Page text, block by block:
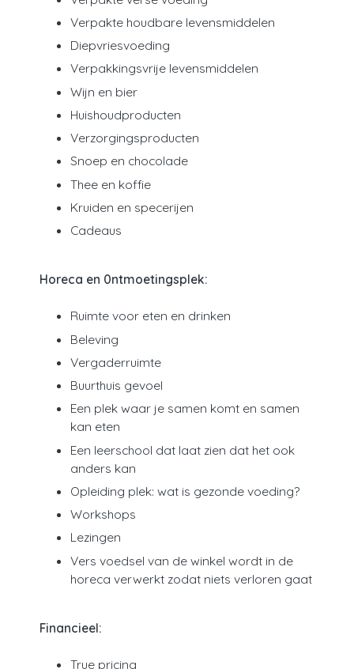
Verpakte houdbare levensmiddelen
Diepvriesvoeding
Verpakkingsvrije levensmiddelen
Wijn en bier
Huishoudproducten
Verzorgingsproducten
Snoep en chocolade
Thee en koffie
Kruiden en specerijen
Cadeaus
Horeca en 0ntmoetingsplek:
Ruimte voor eten en drinken
Beleving
Vergaderruimte
Buurthuis gevoel
Een plek waar je samen komt en samen
kan eten
Een leerschool dat laat zien dat het ook
anders kan
Opleiding plek: wat is gezonde voeding?
Workshops
Lezingen
Vers voedsel van de winkel wordt in de
horeca verwerkt zodat niets verloren gaat
Financieel:
True pricing